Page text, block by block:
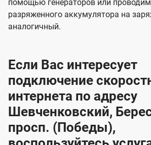
помощью генераторов или
разряженного аккумулятора на
аналогичный.
Если Вас интересует
подключение
интернета по адресу
Шевченковский,
просп. (Победы),